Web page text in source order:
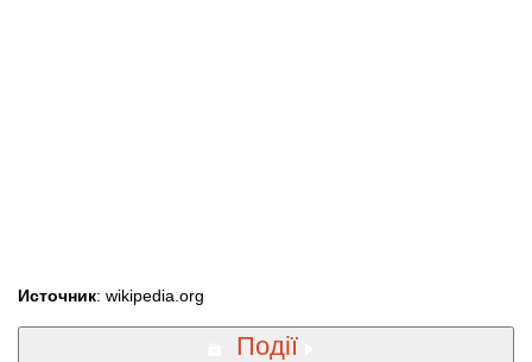
Источник: wikipedia.org
Події